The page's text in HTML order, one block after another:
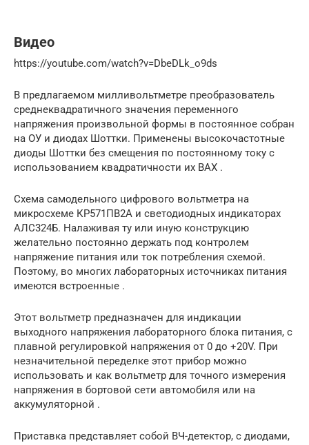
Видео
https://youtube.com/watch?v=DbeDLk_o9ds
В предлагаемом милливольтметре преобразователь
среднеквадратичного значения переменного
напряжения произвольной формы в постоянное собран
на ОУ и диодах Шоттки. Применены высокочастотные
диоды Шоттки без смещения по постоянному току с
использованием квадратичности их ВАХ .
Схема самодельного цифрового вольтметра на
микросхеме КР571ПВ2А и светодиодных индикаторах
АЛС324Б. Налаживая ту или иную конструкцию
желательно постоянно держать под контролем
напряжение питания или ток потребления схемой.
Поэтому, во многих лабораторных источниках питания
имеются встроенные .
Этот вольтметр предназначен для индикации
выходного напряжения лабораторного блока питания, с
плавной регулировкой напряжения от 0 до +20V. При
незначительной переделке этот прибор можно
использовать и как вольтметр для точного измерения
напряжения в бортовой сети автомобиля или на
аккумуляторной .
Приставка представляет собой ВЧ-детектор, с диодами,